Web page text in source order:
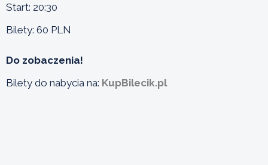
Start: 20:30
Bilety: 60 PLN
Do zobaczenia!
Bilety do nabycia na: KupBilecik.pl